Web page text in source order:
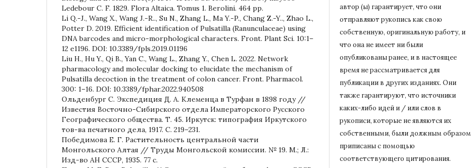
Ledebour C. F. 1829. Flora Altaica. Tomus 1. Berolini. 464 pp.
Li Q.-J., Wang X., Wang J.-R.., Su N., Zhang L., Ma Y.-P., Chang Z.-Y.., Zhao L.,
Potter D. 2019. Efficient identification of Pulsatilla (Ranunculaceae) using
DNA barcodes and micro-morphological characters. Front. Plant Sci. 10:1–
12 e1196. DOI: 10.3389/fpls.2019.01196
Liu H., Hu Y., Qi B., Yan C., Wang L., Zhang Y., Chen L. 2022. Network
pharmacology and molecular docking to elucidate the mechanism of
Pulsatilla decoction in the treatment of colon cancer. Front. Pharmacol.
300: 1–16. DOI: 10.3389/fphar.2022.940508
Ольденбург С. Экспедиция Д. А. Клеменца в Турфан в 1898 году //
Известия Восточно-Сибирского отдела Императорского Русского
Географического общества. Т. 45. Иркутск: типография Иркутского
тов-ва печатного дела, 1917. С. 219–231.
Победимова Е. Г. Растительность центральной части
Монгольского Алтая // Труды Монгольской комиссии. № 19. М.; Л.:
Изд-во АН СССР, 1935. 77 с.
автор (ы) гарантирует, что они
отправляют рукопись как свою
собственную, оригинальную работу, и
что она не имеет ни были
опубликованы ранее, и в настоящее
время не рассматривается для
публикации в других изданиях. Они
также гарантируют, что источники
каких-либо идей и / или слов в
рукописи, которые не являются их
собственными, были должным образом
приписаны с помощью
соответствующего цитирования.